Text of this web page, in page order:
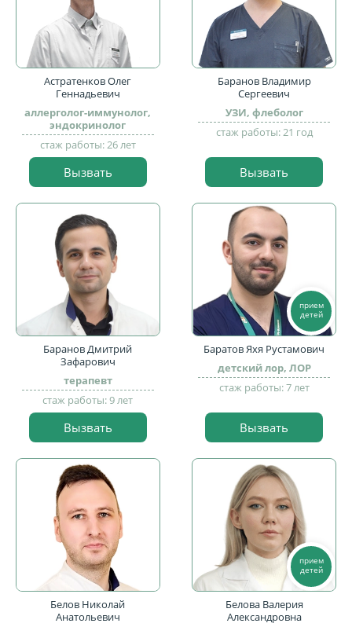
Астратенков Олег
Геннадьевич
аллерголог-иммунолог,
эндокринолог
стаж работы: 26 лет
Вызвать
Баранов Владимир
Сергеевич
УЗИ, флеболог
стаж работы: 21 год
Вызвать
Баранов Дмитрий
Зафарович
терапевт
стаж работы: 9 лет
Вызвать
прием
детей
Баратов Яхя Рустамович
детский лор, ЛОР
стаж работы: 7 лет
Вызвать
Белов Николай
Анатольевич
прием
детей
Белова Валерия
Александровна